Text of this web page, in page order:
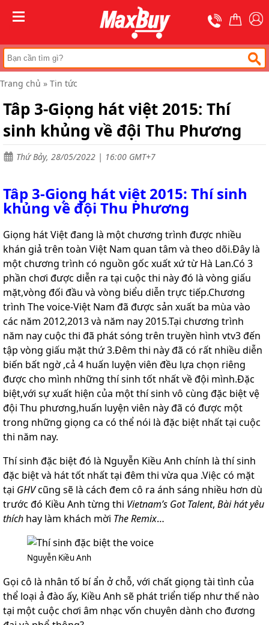
Trang
chủ
Thang
rút
Thang
nghiệp
Thang
ghế
bản
to
nhôm
gấp
đa
năng
Thang
gấp
A
Thang
nhôm
cách
điện
Thương
hiệu
tức
Liên
hệ
Trang chủ » Tin tức
Tâp 3-Giọng hát việt 2015: Thí
sinh khủng về đội Thu Phương
Thứ Bảy, 28/05/2022 | 16:00 GMT+7
Tâp 3-Giọng hát việt 2015: Thí sinh
khủng về đội Thu Phương
Giọng hát Việt đang là một chương trình được nhiều
khán giả trên toàn Việt Nam quan tâm và theo dõi.Đây là
một chương trình có nguồn gốc xuất xứ từ Hà Lan.Có 3
phần chơi được diễn ra tại cuộc thi này đó là vòng giấu
mặt,vòng đối đầu và vòng biểu diễn trực tiếp.Chương
trình The voice-Việt Nam đã được sản xuất ba mùa vào
các năm 2012,2013 và năm nay 2015.Tại chương trình
năm nay cuộc thi đã phát sóng trên truyền hình vtv3 đến
tập vòng giấu mặt thứ 3.Đêm thi này đã có rất nhiều diễn
biến bất ngờ ,cả 4 huấn luyện viên đều lựa chọn riêng
được cho mình những thí sinh tốt nhất về đội mình.Đặc
biệt,với sự xuất hiện của một thí sinh vô cùng đặc biệt vệ
đội Thu phương,huấn luyện viên này đã có được một
trong những giọng ca có thể nói là đặc biệt nhất tại cuộc
thi năm nay.
Thí sinh đặc biệt đó là Nguyễn Kiều Anh chính là thí sinh
đặc biệt và hát tốt nhất tại đêm thi vừa qua .Việc có mặt
tại GHVcũng sẽ là cách đem cô ra ánh sáng nhiều hơn dù
trước đó Kiều Anh từng thi Vietnam’s Got Talent, Bài hát yêu
thích hay làm khách mời The Remix…
Nguyễn Kiều Anh
Gọi cô là nhân tố bí ẩn ở chỗ, với chất giọng tài tình của
thể loại ả đào ấy, Kiều Anh sẽ phát triển tiếp như thế nào
tại một cuộc chơi âm nhạc vốn chuyên dành cho đương